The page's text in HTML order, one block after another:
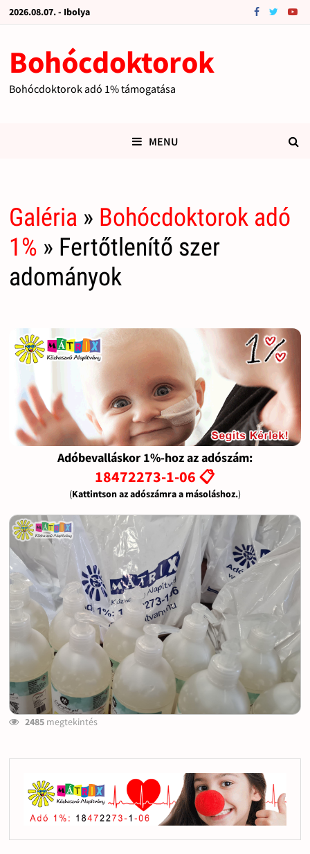
2026.08.07. - Ibolya
Bohócdoktorok
Bohócdoktorok adó 1% támogatása
MENU
Galéria » Bohócdoktorok adó
1% » Fertőtlenítő szer
adományok
Adóbevalláskor 1%-hoz az adószám:
18472273-1-06 📋
(Kattintson az adószámra a másoláshoz.)
2485megtekintés